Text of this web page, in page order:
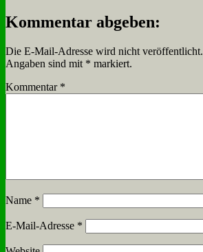
Kommentar abgeben:
Die E-Mail-Adresse wird nicht veröffentlicht.
Angaben sind mit * markiert.
Kommentar *
Name *
E-Mail-Adresse *